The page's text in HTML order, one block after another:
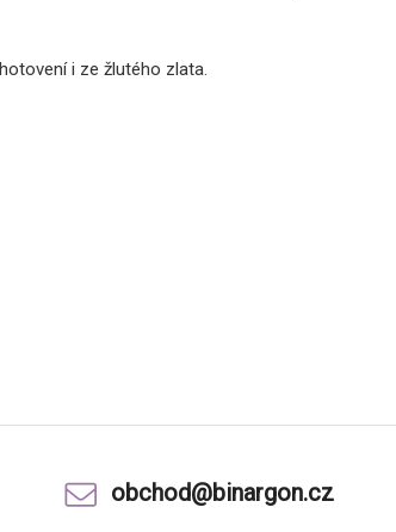
i ze žlutého zlata.
obchod@binargon.cz